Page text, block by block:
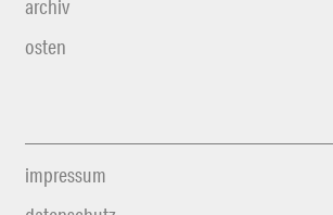
archiv
osten
impressum